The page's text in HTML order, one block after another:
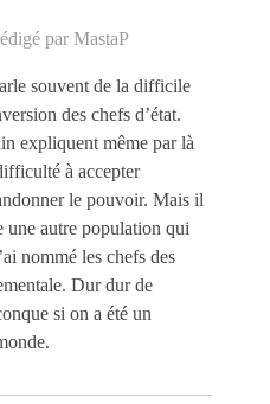
par MastaP
souvent de la difficile
des chefs d’état.
expliquent même par là
à accepter
le pouvoir. Mais il
une autre population qui
nommé les chefs des
Dur dur de
si on a été un